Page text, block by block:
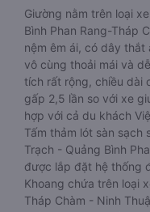
Giường nằm trên loại
Bình Phan Rang-Tháp
nệm êm ái, có dây
vô cùng thoải mái và
tích rất rộng, chiều dài
gấp 2,5 lần so với xe
hợp với cả du khách
Tấm thảm lót sàn sạch
Trạch - Quảng Bình
được lắp đặt hệ thống
Khoang chứa trên loại
Tháp Chàm - Ninh